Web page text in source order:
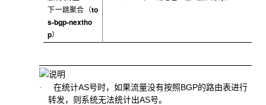
下一跳聚合（to
s-bgp-nextho
p）
· 在统计AS号时，如果流量没有按照BGP的路由表进行
转发，则系统无法统计出AS号。